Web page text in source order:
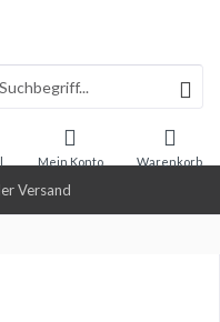
Versand
Warenkorb
Mein Konto